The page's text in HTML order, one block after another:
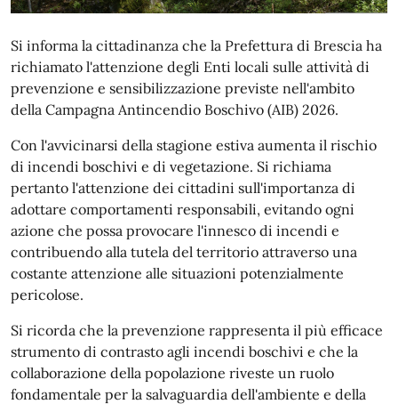
Si informa la cittadinanza che la Prefettura di Brescia ha
richiamato l'attenzione degli Enti locali sulle attività di
prevenzione e sensibilizzazione previste nell'ambito
della Campagna Antincendio Boschivo (AIB) 2026.
Con l'avvicinarsi della stagione estiva aumenta il rischio
di incendi boschivi e di vegetazione. Si richiama
pertanto l'attenzione dei cittadini sull'importanza di
adottare comportamenti responsabili, evitando ogni
azione che possa provocare l'innesco di incendi e
contribuendo alla tutela del territorio attraverso una
costante attenzione alle situazioni potenzialmente
pericolose.
Si ricorda che la prevenzione rappresenta il più efficace
strumento di contrasto agli incendi boschivi e che la
collaborazione della popolazione riveste un ruolo
fondamentale per la salvaguardia dell'ambiente e della